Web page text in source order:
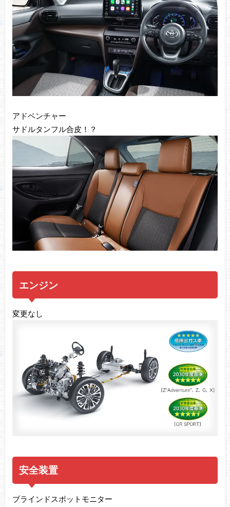
アドベンチャー
サドルタンフル合皮！？
エンジン
変更なし
安全装置
ブラインドスポットモニター